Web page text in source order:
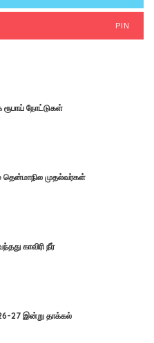
PIN
ரூபாய் நோட்டுகள்
தென்மாநில முதல்வர்கள்
காவிரி நீர்
27 இன்று தாக்கல்